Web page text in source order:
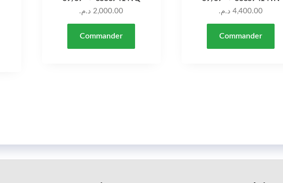
2,000.00 د.م.
Commander
4,400.00 د.م.
Commander